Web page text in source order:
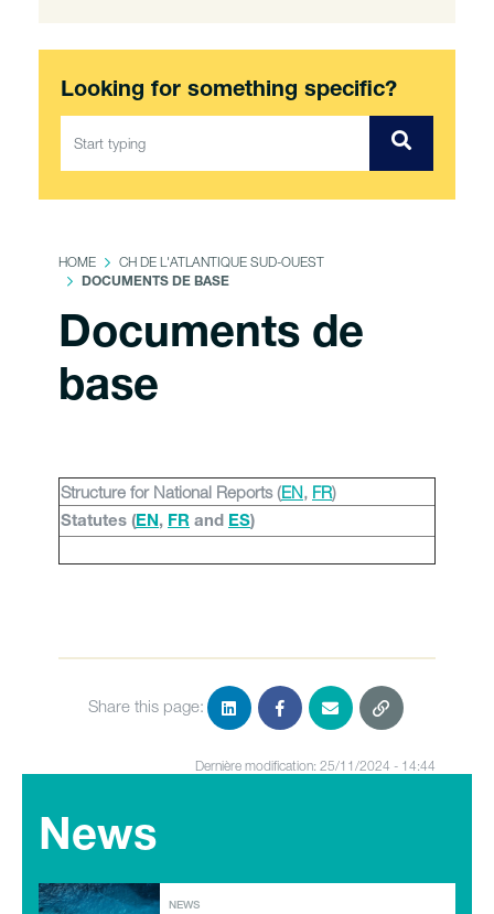
Looking for something specific?
HOME CH DE L'ATLANTIQUE SUD-OUEST
DOCUMENTS DE BASE
Documents de
base
Structure for National Reports (EN, FR)
Statutes (EN, FR and ES)
Share this page:
Dernière modification: 25/11/2024 - 14:44
News
NEWS